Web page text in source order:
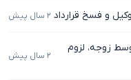
و فسخ قرارداد ۲ سال پیش
زوجه، لزوم
۲ سال پیش